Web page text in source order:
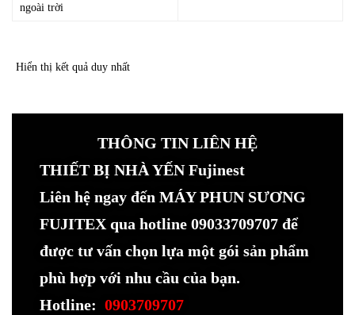
ngoài trời
Hiển thị kết quả duy nhất
THÔNG TIN LIÊN HỆ
THIẾT BỊ NHÀ YẾN Fujinest
Liên hệ ngay đến MÁY PHUN SƯƠNG
FUJITEX qua hotline 09033709707 để
được tư vấn chọn lựa một gói sản phẩm
phù hợp với nhu cầu của bạn.
Hotline: 0903709707